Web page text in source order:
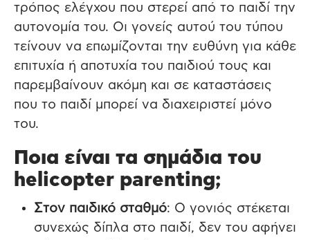
τρόπος ελέγχου που στερεί από το παιδί την
αυτονομία του. Οι γονείς αυτού του τύπου
τείνουν να επωμίζονται την ευθύνη για κάθε
επιτυχία ή αποτυχία του παιδιού τους και
παρεμβαίνουν ακόμη και σε καταστάσεις
που το παιδί μπορεί να διαχειριστεί μόνο
του.
Ποια είναι τα σημάδια του
helicopter parenting;
Στον παιδικό σταθμό: Ο γονιός στέκεται
συνεχώς δίπλα στο παιδί, δεν του αφήνει